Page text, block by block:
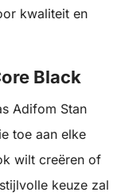
kwaliteit en
Black
Adifom Stan
toe aan elke
wilt creëren of
keuze zal